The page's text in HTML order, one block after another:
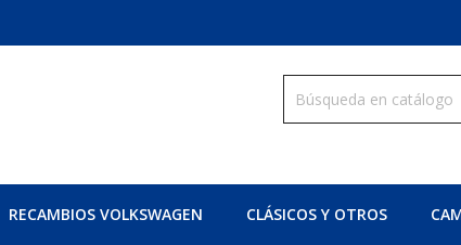
RECAMBIOS VOLKSWAGEN CLÁSICOS Y OTROS